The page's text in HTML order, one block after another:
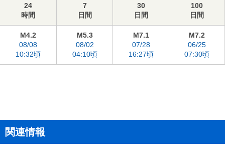
24
時間
7
日間
30
日間
100
日間
M4.2
08/08
10:32頃
M5.3
08/02
04:10頃
M7.1
07/28
16:27頃
M7.2
06/25
07:30頃
関連情報